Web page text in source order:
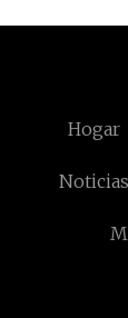
Hogar
Noticias